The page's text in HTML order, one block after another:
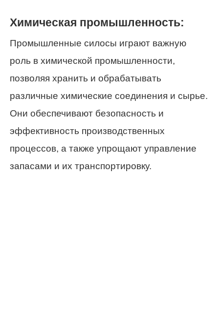
Химическая промышленность:
Промышленные силосы играют важную
роль в химической промышленности,
позволяя хранить и обрабатывать
различные химические соединения и сырье.
Они обеспечивают безопасность и
эффективность производственных
процессов, а также упрощают управление
запасами и их транспортировку.